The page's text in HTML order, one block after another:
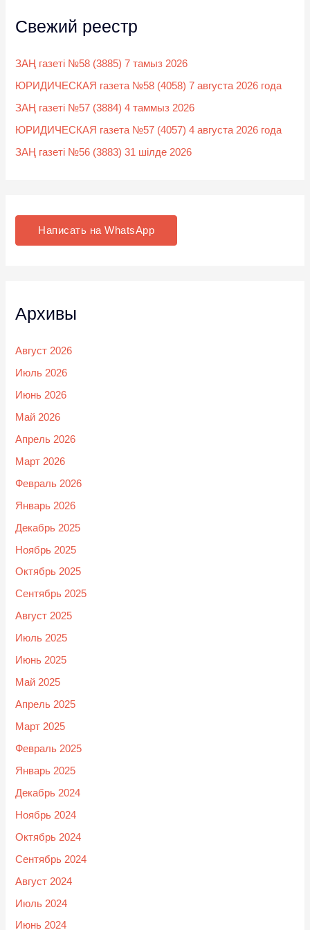
Свежий реестр
ЗАҢ газеті №58 (3885) 7 тамыз 2026
ЮРИДИЧЕСКАЯ газета №58 (4058) 7 августа 2026 года
ЗАҢ газеті №57 (3884) 4 таммыз 2026
ЮРИДИЧЕСКАЯ газета №57 (4057) 4 августа 2026 года
ЗАҢ газеті №56 (3883) 31 шілде 2026
Написать на WhatsApp
Архивы
Август 2026
Июль 2026
Июнь 2026
Май 2026
Апрель 2026
Март 2026
Февраль 2026
Январь 2026
Декабрь 2025
Ноябрь 2025
Октябрь 2025
Сентябрь 2025
Август 2025
Июль 2025
Июнь 2025
Май 2025
Апрель 2025
Март 2025
Февраль 2025
Январь 2025
Декабрь 2024
Ноябрь 2024
Октябрь 2024
Сентябрь 2024
Август 2024
Июль 2024
Июнь 2024